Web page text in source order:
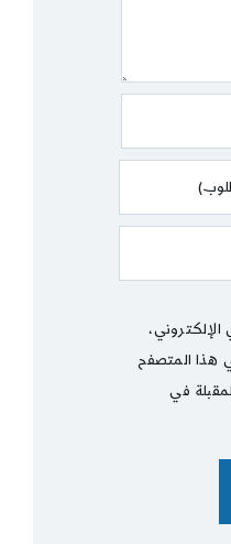
هذا المتصفح
في